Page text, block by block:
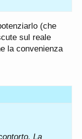
la
sono
pensare a
o meno capaci
leggermente
dall'ordine in
anti
(che
sul reale
la convenienza
La